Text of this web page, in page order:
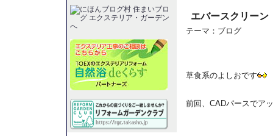
エバースクリー
テーマ： ブログ
草食系のよしおです
前回、CADパースでア